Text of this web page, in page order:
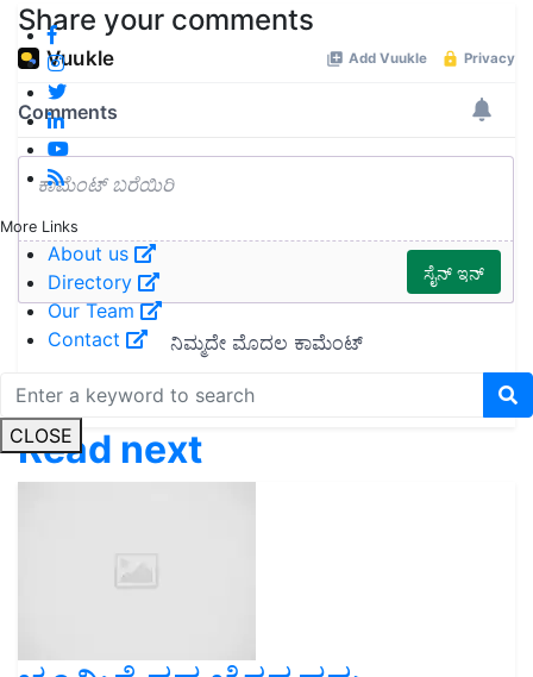
More Links
About us
Directory
Our Team
Contact
CLOSE
Share your comments
Read next